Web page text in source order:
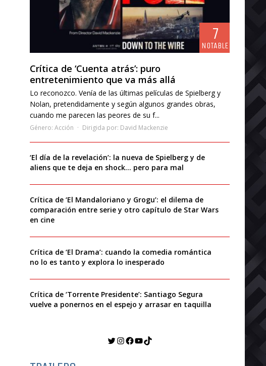
7
NOTABLE
Crítica de ‘Cuenta atrás’: puro
entretenimiento que va más allá
Lo reconozco. Venía de las últimas películas de Spielberg y
Nolan, pretendidamente y según algunos grandes obras,
cuando me parecen las peores de su f...
Género: Acción Dirigida por: David Mackenzie
‘El día de la revelación’: la nueva de Spielberg y de
aliens que te deja en shock… pero para mal
Crítica de ‘El Mandaloriano y Grogu’: el dilema de
comparación entre serie y otro capítulo de Star Wars
en cine
Crítica de ‘El Drama’: cuando la comedia romántica
no lo es tanto y explora lo inesperado
Crítica de ‘Torrente Presidente’: Santiago Segura
vuelve a ponernos en el espejo y arrasar en taquilla
Twitter
Instagram
Facebook
YouTube
TikTok